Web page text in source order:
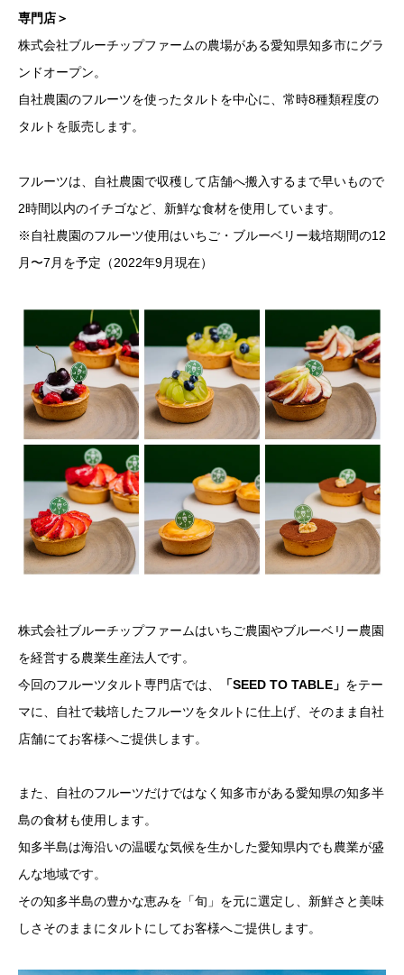
専門店＞
株式会社ブルーチップファームの農場がある愛知県知多市にグラ
ンドオープン。
自社農園のフルーツを使ったタルトを中心に、常時8種類程度の
タルトを販売します。
フルーツは、自社農園で収穫して店舗へ搬入するまで早いもので
2時間以内のイチゴなど、新鮮な食材を使用しています。
※自社農園のフルーツ使用はいちご・ブルーベリー栽培期間の12
月〜7月を予定（2022年9月現在）
株式会社ブルーチップファームはいちご農園やブルーベリー農園
を経営する農業生産法人です。
今回のフルーツタルト専門店では、
「SEED TO TABLE」 をテー
マに、自社で栽培したフルーツをタルトに仕上げ、そのまま自社
店舗にてお客様へご提供します。
また、自社のフルーツだけではなく知多市がある愛知県の知多半
島の食材も使用します。
知多半島は海沿いの温暖な気候を生かした愛知県内でも農業が盛
んな地域です。
その知多半島の豊かな恵みを「旬」を元に選定し、新鮮さと美味
しさそのままにタルトにしてお客様へご提供します。